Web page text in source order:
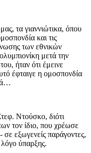
τα γιαννιώτικα, όπου
και τις
των εθνικών
μετά την
ήταν ότι έμεινε
έφταιγε η ομοσπονδία
Ντούσκο, διότι
τον ίδιο, που χρέωσε
εξωγενείς παράγοντες,
ύπαρξης.